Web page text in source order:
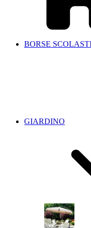
BORSE
GIARDINO